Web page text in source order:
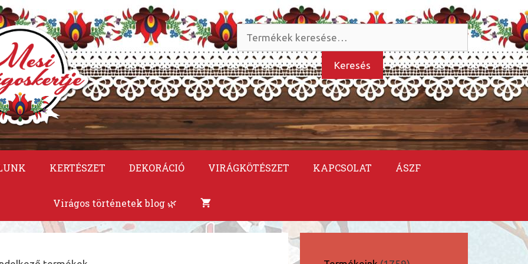
Keresés
a
következőre:
Keresés
KERTÉSZET DEKORÁCIÓ VIRÁGKÖTÉSZET KAPCSOLAT ÁSZF
Virágos történetek blog 🌿